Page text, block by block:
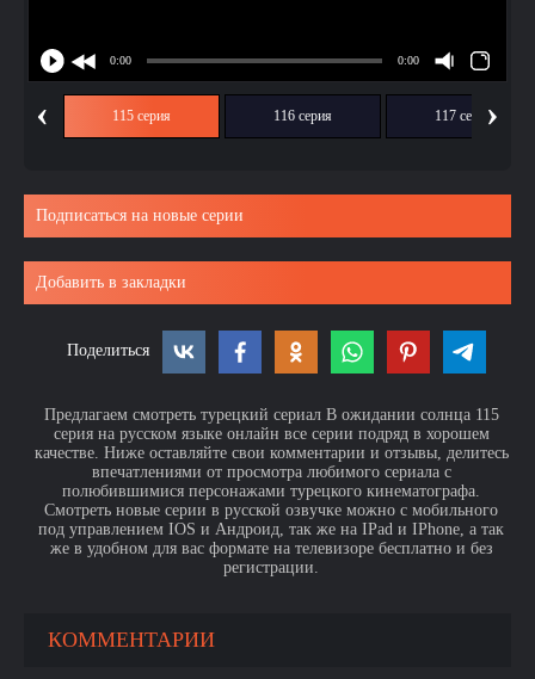
‹ 115 серия 116 серия 117 серия›
Подписаться на новые серии
Добавить в закладки
Поделиться
Предлагаем смотреть турецкий сериал В ожидании солнца 115
серия на русском языке онлайн все серии подряд в хорошем
качестве. Ниже оставляйте свои комментарии и отзывы, делитесь
впечатлениями от просмотра любимого сериала с
полюбившимися персонажами турецкого кинематографа.
Смотреть новые серии в русской озвучке можно с мобильного
под управлением IOS и Андроид, так же на IPad и IPhone, а так
же в удобном для вас формате на телевизоре бесплатно и без
регистрации.
КОММЕНТАРИИ